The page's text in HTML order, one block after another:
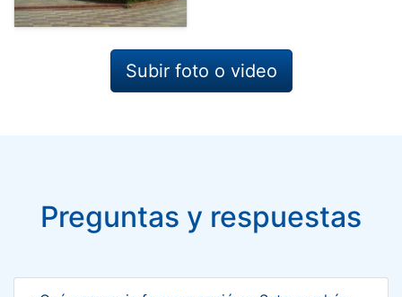
Subir foto o video
Preguntas y respuestas